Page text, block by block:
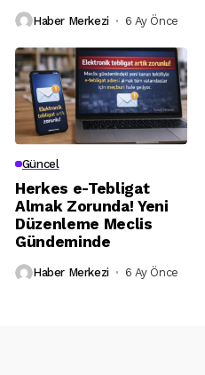
Haber Merkezi 6 Ay Önce
Güncel
Herkes e-Tebligat
Almak Zorunda! Yeni
Düzenleme Meclis
Gündeminde
Haber Merkezi 6 Ay Önce